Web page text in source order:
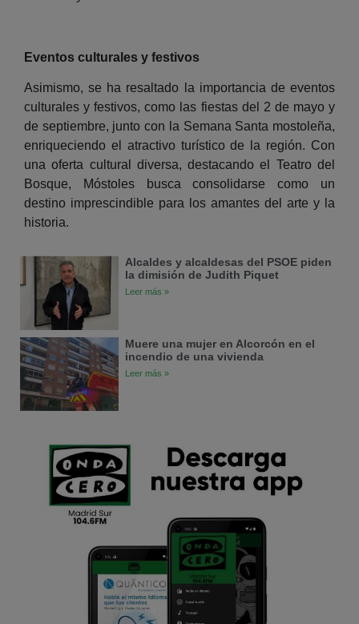
Eventos culturales y festivos
Asimismo, se ha resaltado la importancia de eventos
culturales y festivos, como las fiestas del 2 de mayo y
de septiembre, junto con la Semana Santa mostoleña,
enriqueciendo el atractivo turístico de la región. Con
una oferta cultural diversa, destacando el Teatro del
Bosque, Móstoles busca consolidarse como un
destino imprescindible para los amantes del arte y la
historia.
Alcaldes y alcaldesas del PSOE piden
la dimisión de Judith Piquet
Leer más »
Muere una mujer en Alcorcón en el
incendio de una vivienda
Leer más »